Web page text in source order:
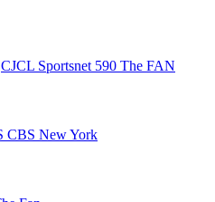
CJCL Sportsnet 590 The FAN
CBS New York